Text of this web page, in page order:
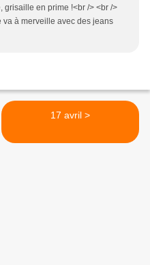
grisaille en prime !<br /> <br />
va à merveille avec des jeans
17 avril >